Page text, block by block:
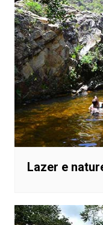
Lazer e